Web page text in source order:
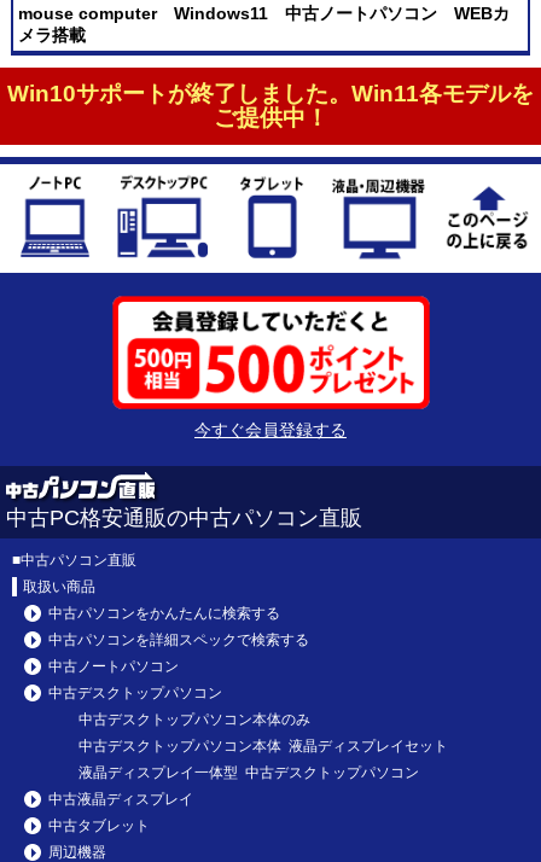
mouse computer Windows11 中古ノートパソコン WEBカ
メラ搭載
Win10サポートが終了しました。Win11各モデルを
ご提供中！
今すぐ会員登録する
中古PC格安通販の中古パソコン直販
■中古パソコン直販
取扱い商品
中古パソコンをかんたんに検索する
中古パソコンを詳細スペックで検索する
中古ノートパソコン
中古デスクトップパソコン
中古デスクトップパソコン本体のみ
中古デスクトップパソコン本体 液晶ディスプレイセット
液晶ディスプレイ一体型 中古デスクトップパソコン
中古液晶ディスプレイ
中古タブレット
周辺機器